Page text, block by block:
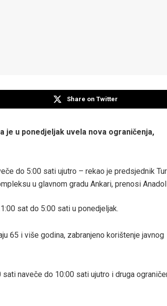
Share on Twitter
je u ponedjeljak uvela nova ograničenja,
do 5:00 sati ujutro – rekao je predsjednik
u glavnom gradu Ankari, prenosi
sat do 5:00 sati u ponedjeljak.
65 i više godina, zabranjeno korištenje javnog
naveče do 10:00 sati ujutro i druga